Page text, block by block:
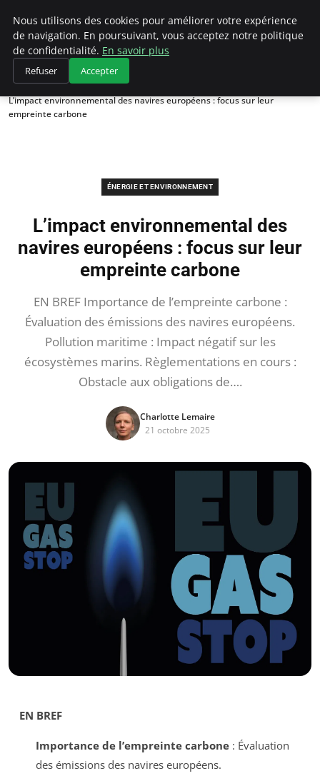
Climategatecountryclub.com
Accueil
Énergie et environnement
L’impact environnemental des navires européens : focus sur leur
empreinte carbone
ÉNERGIE ET ENVIRONNEMENT
L’impact environnemental des
navires européens : focus sur leur
empreinte carbone
EN BREF Importance de l’empreinte carbone :
Évaluation des émissions des navires européens.
Pollution maritime : Impact négatif sur les
écosystèmes marins. Règlementations en cours :
Obstacle aux obligations de….
Charlotte Lemaire
21 octobre 2025
EN BREF
Importance de l’empreinte carbone: Évaluation
des émissions des navires européens.
Nous utilisons des cookies pour améliorer votre expérience
de navigation. En poursuivant, vous acceptez notre politique
de confidentialité. En savoir plus
Refuser Accepter